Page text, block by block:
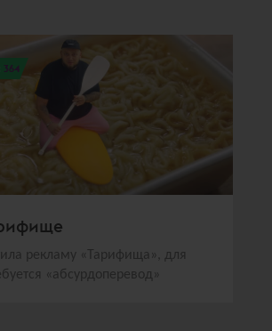
364
рекламу «Тарифища», для
«абсурдоперевод»